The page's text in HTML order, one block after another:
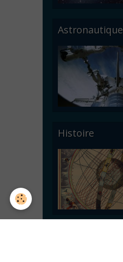
Astronautique
Histoire